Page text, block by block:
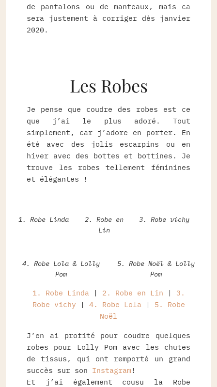
de pantalons ou de manteaux, mais ca
sera justement à corriger dès janvier
2020.
Les Robes
Je pense que coudre des robes est ce
que j’ai le plus adoré. Tout
simplement, car j’adore en porter. En
été avec des jolis escarpins ou en
hiver avec des bottes et bottines. Je
trouve les robes tellement féminines
et élégantes !
1. Robe Linda
2. Robe en
Lin
3. Robe vichy
4. Robe Lola & Lolly
Pom
5. Robe Noël & Lolly
Pom
1. Robe Linda| 2. Robe en Lin | 3.
Robe vichy | 4. Robe Lola| 5. Robe
Noël
J’en ai profité pour coudre quelques
robes pour Lolly Pom avec les chutes
de tissus, qui ont remporté un grand
succès sur son Instagram!
Et j’ai également cousu la Robe